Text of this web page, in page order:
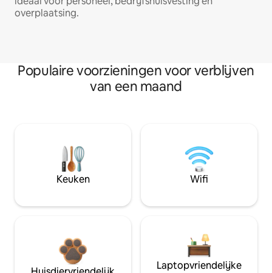
overplaatsing.
Populaire voorzieningen voor verblijven
van een maand
Keuken Wifi
Laptopvriendelijke